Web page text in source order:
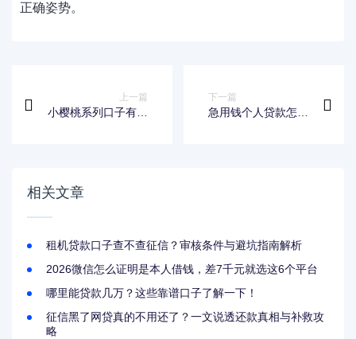
正确姿势。
上一篇
小樱桃系列口子有哪
下一篇
急用钱个人贷款怎么
相关文章
租机贷款口子查不查征信？审核条件与避坑指南解析
2026微信怎么证明是本人借钱，差7千元就选这6个平台
哪里能贷款几万？这些靠谱口子了解一下！
征信黑了网贷真的不用还了？一文说透还款真相与补救攻
略